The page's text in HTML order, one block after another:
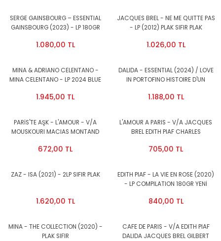
SERGE GAINSBOURG – ESSENTIAL
GAINSBOURG (2023) - LP 180GR
1.080,00 TL
JACQUES BREL - NE ME QUITTE PAS
- LP (2012) PLAK SIFIR PLAK
1.026,00 TL
MINA & ADRIANO CELENTANO -
MINA CELENTANO - LP 2024 BLUE
1.945,00 TL
DALIDA - ESSENTIAL (2024) / LOVE
IN PORTOFINO HISTOIRE D'UN
PLAK
1.188,00 TL
PARİS'TE AŞK - L'AMOUR - V/A
MOUSKOURI MACIAS MONTAND
BREL (2024) - LP COMPILATION SIFIR
672,00 TL
L'AMOUR A PARIS - V/A JACQUES
BREL EDITH PIAF CHARLES
GILBERT BECAUD - LP SIFIR PLAK
705,00 TL
ZAZ - ISA (2021) - 2LP SIFIR PLAK
1.620,00 TL
EDITH PIAF - LA VIE EN ROSE (2020)
- LP COMPILATION 180GR YENİ
840,00 TL
MINA - THE COLLECTION (2020) -
PLAK SIFIR
CAFE DE PARIS - V/A EDITH PIAF
DALIDA JACQUES BREL GILBERT